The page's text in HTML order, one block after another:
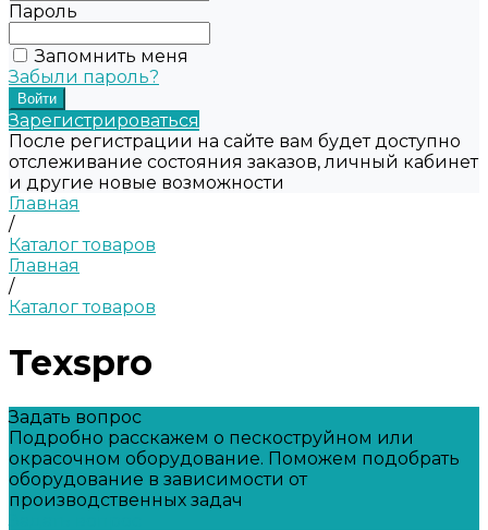
Пароль
Запомнить меня
Забыли пароль?
Зарегистрироваться
После регистрации на сайте вам будет доступно
отслеживание состояния заказов, личный кабинет
и другие новые возможности
Главная
/
Каталог товаров
Главная
/
Каталог товаров
Texspro
Задать вопрос
Подробно расскажем о пескоструйном или
окрасочном оборудование. Поможем подобрать
оборудование в зависимости от
производственных задач